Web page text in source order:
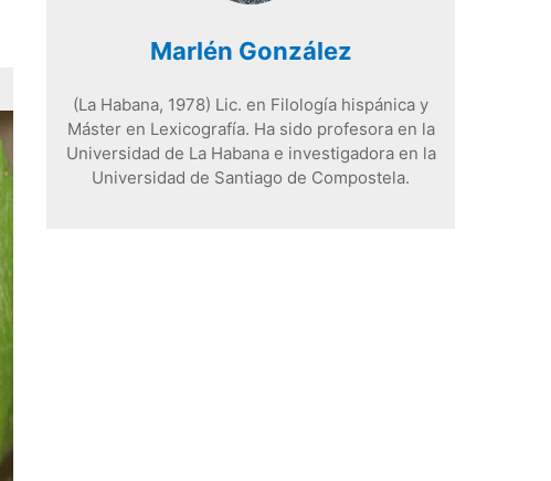
Marlén González
(La Habana, 1978) Lic. en Filología hispánica y
Máster en Lexicografía. Ha sido profesora en la
Universidad de La Habana e investigadora en la
Universidad de Santiago de Compostela.